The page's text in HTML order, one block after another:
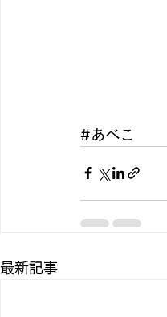
#あべこ
最新記事